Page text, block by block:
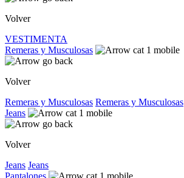
Volver
VESTIMENTA
Remeras y Musculosas
Volver
Remeras y Musculosas Remeras y Musculosas
Jeans
Volver
Jeans Jeans
Pantalones